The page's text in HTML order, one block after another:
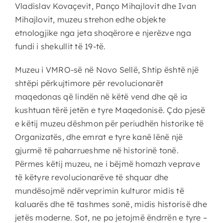
Vladislav Kovaçevit, Panço Mihajlovit dhe Ivan
Mihajlovit, muzeu strehon edhe objekte
etnologjike nga jeta shoqërore e njerëzve nga
fundi i shekullit të 19-të.
Muzeu i VMRO-së në Novo Sellë, Shtip është një
shtëpi përkujtimore për revolucionarët
maqedonas që lindën në këtë vend dhe që ia
kushtuan tërë jetën e tyre Maqedonisë. Çdo pjesë
e këtij muzeu dëshmon për periudhën historike të
Organizatës, dhe emrat e tyre kanë lënë një
gjurmë të paharrueshme në historinë tonë.
Përmes këtij muzeu, ne i bëjmë homazh veprave
të këtyre revolucionarëve të shquar dhe
mundësojmë ndërveprimin kulturor midis të
kaluarës dhe të tashmes sonë, midis historisë dhe
jetës moderne. Sot, ne po jetojmë ëndrrën e tyre –